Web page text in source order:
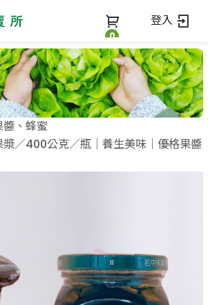
0
登入
登入
醬、蜂蜜
漿／400公克／瓶｜養生美味｜優格果醬